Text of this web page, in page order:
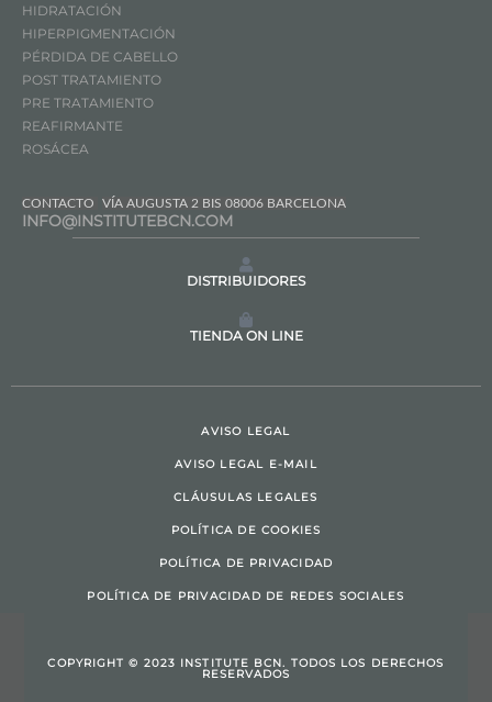
HIDRATACIÓN
HIPERPIGMENTACIÓN
PÉRDIDA DE CABELLO
POST TRATAMIENTO
PRE TRATAMIENTO
REAFIRMANTE
ROSÁCEA
CONTACTO VÍA AUGUSTA 2 BIS 08006 BARCELONA
INFO@INSTITUTEBCN.COM
DISTRIBUIDORES
TIENDA ON LINE
AVISO LEGAL
AVISO LEGAL E-MAIL
CLÁUSULAS LEGALES
POLÍTICA DE COOKIES
POLÍTICA DE PRIVACIDAD
POLÍTICA DE PRIVACIDAD DE REDES SOCIALES
COPYRIGHT © 2023 INSTITUTE BCN. TODOS LOS DERECHOS
RESERVADOS